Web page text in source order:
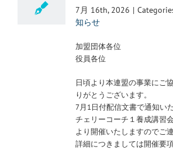
7月 16th, 2026 |
知らせ
加盟団体各位
役員各位
日頃より本連盟の事業にご
りがとうございます。
7月1日付配信文書で通知い
チェリーコーチ１養成講習
より開催いたしますのでご
詳細につきましては開催要